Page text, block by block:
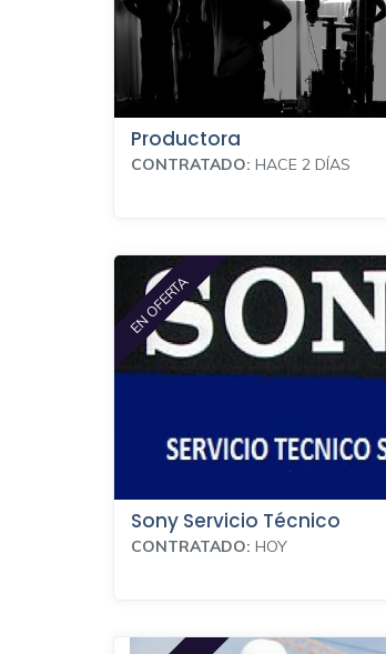
Productora
CONTRATADO: HACE 2 DÍAS
EN OFERTA
Sony Servicio Técnico
CONTRATADO: HOY